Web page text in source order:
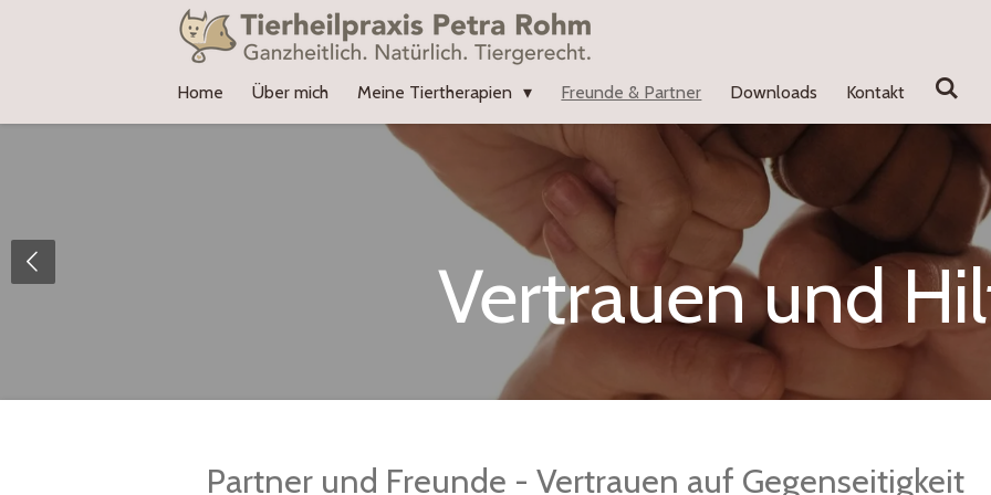
Home Über mich Meine Tiertherapien Freunde & Partner Downloads Kontakt
Vertrauen und
Partner und Freunde - Vertrauen auf Gegenseitigkeit